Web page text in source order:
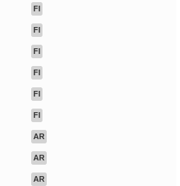
FI
FI
FI
FI
FI
FI
AR
AR
AR